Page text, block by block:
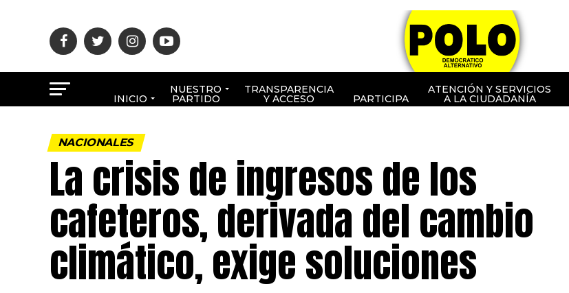
INICIO
NUESTRO
PARTIDO
TRANSPARENCIA
Y ACCESO PARTICIPA
ATENCIÓN Y SERVICIOS
A LA CIUDADANÍA
NACIONALES
La crisis de ingresos de los
cafeteros, derivada del cambio
climático, exige soluciones